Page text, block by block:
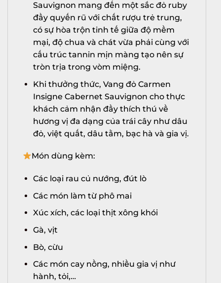
Sauvignon mang đến một sắc đỏ ruby
đầy quyến rũ với chất rượu trẻ trung,
có sự hòa trộn tinh tế giữa độ mềm
mại, độ chua và chát vừa phải cùng với
cấu trúc tannin mịn màng tạo nên sự
tròn trịa trong vòm miệng.
Khi thưởng thức, Vang đỏ Carmen
Insigne Cabernet Sauvignon cho thực
khách cảm nhận đầy thích thú về
hương vị đa dạng của trái cây như dâu
đỏ, việt quất, dâu tằm, bạc hà và gia vị.
Món dùng kèm:
Các loại rau củ nướng, đút lò
Các món làm từ phô mai
Xúc xích, các loại thịt xông khói
Gà, vịt
Bò, cừu
Các món cay nồng, nhiều gia vị như
hành, tỏi,…